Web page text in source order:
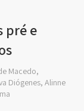
pré e
Macedo,
Diógenes, Alinne